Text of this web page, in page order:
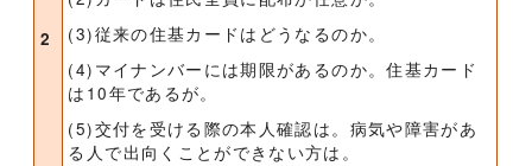
2
(3)従来の住基カードはどうなるのか。
(4)マイナンバーには期限があるのか。住基カード
は10年であるが。
(5)交付を受ける際の本人確認は。病気や障害があ
る人で出向くことができない方は。